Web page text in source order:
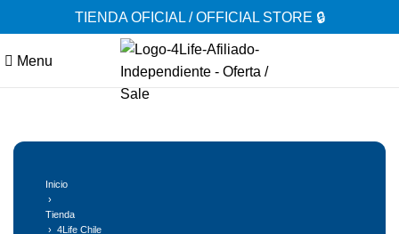
TIENDA OFICIAL / OFFICIAL STORE 🔒
Menu
Inicio
›
Tienda
› 4Life Chile